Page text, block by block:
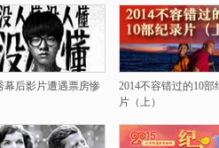
幕后影片遭遇票房惨
2014不容错过的10部
片（上）